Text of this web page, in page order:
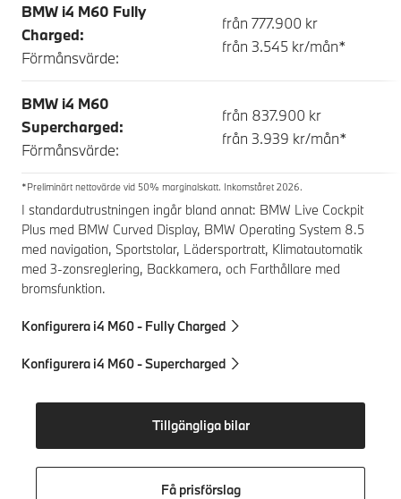
BMW i4 M60 Fully
Charged:
Förmånsvärde:
från 777.900 kr
från 3.545 kr/mån*
BMW i4 M60
Supercharged:
Förmånsvärde:
från 837.900 kr
från 3.939 kr/mån*
*Preliminärt nettovärde vid 50% marginalskatt. Inkomståret 2026.
I standardutrustningen ingår bland annat: BMW Live Cockpit
Plus med BMW Curved Display, BMW Operating System 8.5
med navigation, Sportstolar, Lädersportratt, Klimatautomatik
med 3-zonsreglering, Backkamera, och Farthållare med
bromsfunktion.
Konfigurera i4 M60 - Fully Charged
Konfigurera i4 M60 - Supercharged
Tillgängliga bilar
Få prisförslag